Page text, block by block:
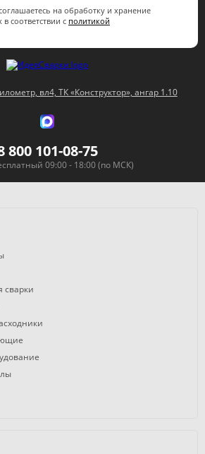
на обработку и хранение
соответствии с политикой
вл4, ТК «Конструктор», ангар 1.10
800 101-08-75
09:00 - 18:00 (по МСК)
сварки